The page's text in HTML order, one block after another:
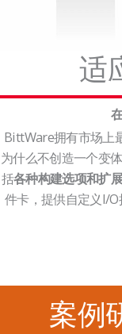
适
BittWare拥有市场上
为什么不创造一个变
括各种构建选项和扩
件卡，提供自定义I/O
案例